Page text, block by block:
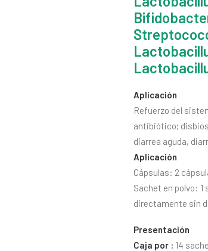
Aplicación
Refuerzo del
antibiótico;
diarrea aguda,
Aplicación
Cápsulas: 2
Sachet en polvo: 1
directamente sin
Presentación
Caja por : 14